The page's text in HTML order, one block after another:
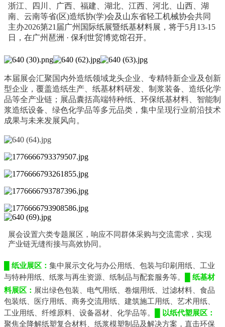
浙江、四川、广西、福建、湖北、江西、河北、山西、湖
南、云南等省(区)造纸协(学)会及山东省轻工机械协会共同
主办2026第21届广州国际纸展暨纸基材料展，将于5月13-15
日， 在广州琶洲 · 保利世贸博览馆召开。
本届展会汇聚国内外造纸领域龙头企业、专精特新企业及创新
型企业，覆盖造纸生产、纸基材料研发、制浆装备、造纸化学
品等全产业链；展品囊括高端特种纸、环保纸基材料、智能制
浆造纸设备、绿色化学品等多元品类，集中呈现行业前沿技术
成果与未来发展风向。
展会设置六类专题展区， 响应不同群体采购与交流需求，实现
产业链无缝衔接与高效协同。
█ 纸业展区： 集中展示文化与办公用纸、包装与印刷用纸、工业
与特种用纸、纸浆与再生资源、纸制品与配套服务等。
█ 纸基材
料展区： 展出绿色包装、电气用纸、卷烟用纸、过滤材料、食品
包装纸、医疗用纸、商务交流用纸、建筑施工用纸、艺术用纸、
工业用纸、纤维原料、设备器材、化学品等。
█ 以纸代塑展区：
聚焦全降解纸塑复合材料、纸浆模塑制品及解决方案，直击环保